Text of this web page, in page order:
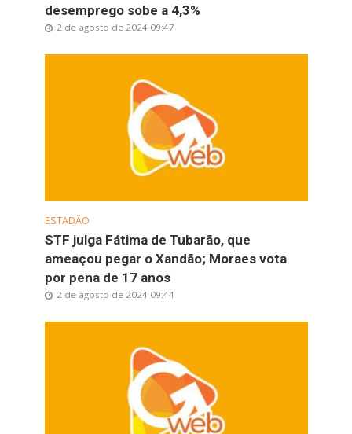
desemprego sobe a 4,3%
2 de agosto de 2024 09:47
ESTADÃO
STF julga Fátima de Tubarão, que
ameaçou pegar o Xandão; Moraes vota
por pena de 17 anos
2 de agosto de 2024 09:44